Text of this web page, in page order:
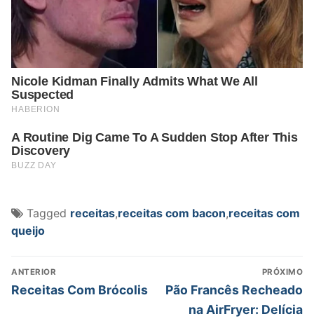
Tagged receitas,receitas com bacon,receitas com
queijo
Navegação
de
ANTERIOR
Post
Receitas Com Brócolis
PRÓXIMO
Próximo
post:
Pão Francês Recheado
na AirFryer: Delícia